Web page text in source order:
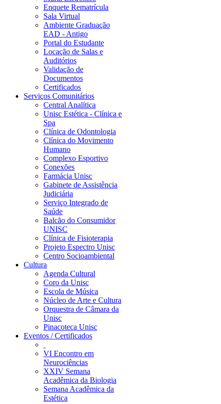
Enquete Rematrícula
Sala Virtual
Ambiente Graduação
EAD - Antigo
Portal do Estudante
Locação de Salas e
Auditórios
Validação de
Documentos
Certificados
Serviços Comunitários
Central Analítica
Unisc Estética - Clínica e
Spa
Clínica de Odontologia
Clínica do Movimento
Humano
Complexo Esportivo
Conexões
Farmácia Unisc
Gabinete de Assistência
Judiciária
Serviço Integrado de
Saúde
Balcão do Consumidor
UNISC
Clínica de Fisioterapia
Projeto Espectro Unisc
Centro Socioambiental
Cultura
Agenda Cultural
Coro da Unisc
Escola de Música
Núcleo de Arte e Cultura
Orquestra de Câmara da
Unisc
Pinacoteca Unisc
Eventos / Certificados
VI Encontro em
Neurociências
XXIV Semana
Acadêmica da Biologia
Semana Acadêmica da
Estética